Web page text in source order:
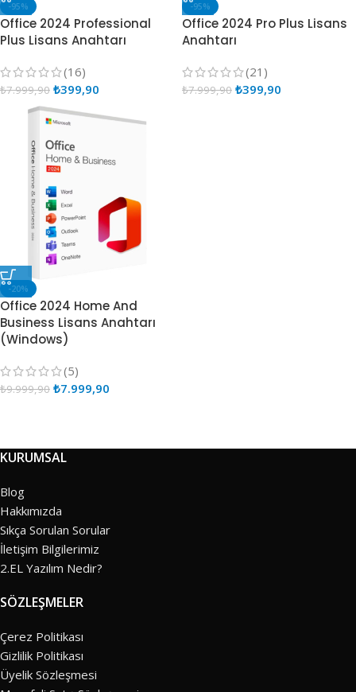
-95%
Office 2024 Professional
Plus Lisans Anahtarı
(16)
₺7.999,90 ₺399,90
-95%
Office 2024 Pro Plus Lisans
Anahtarı
(21)
₺7.999,90 ₺399,90
-20%
Office 2024 Home And
Business Lisans Anahtarı
(Windows)
(5)
₺9.999,90 ₺7.999,90
KURUMSAL
Blog
Hakkımızda
Sıkça Sorulan Sorular
İletişim Bilgilerimiz
2.EL Yazılım Nedir?
SÖZLEŞMELER
Çerez Politikası
Gizlilik Politikası
Üyelik Sözleşmesi